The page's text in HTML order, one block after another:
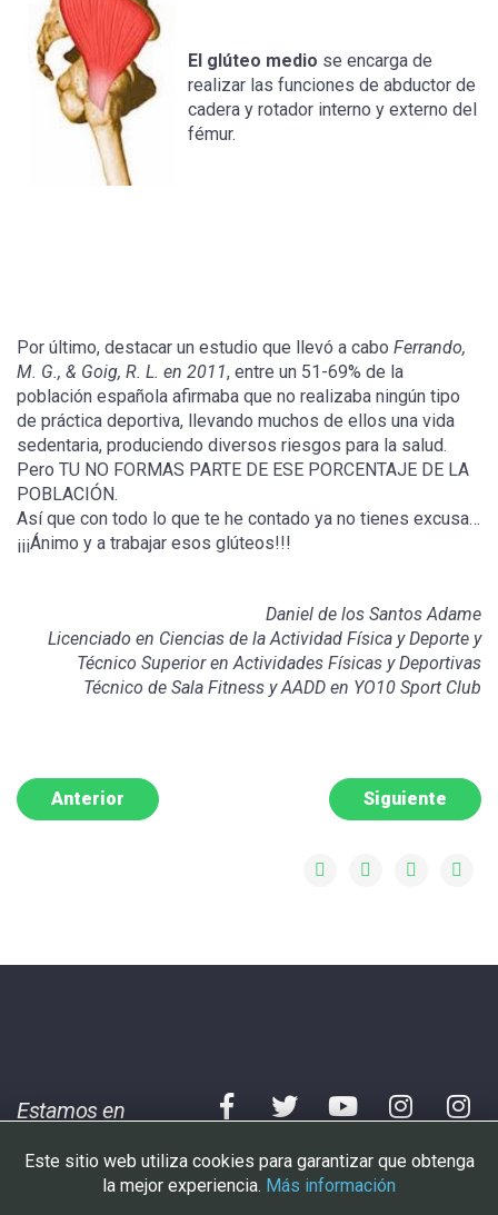
El glúteo medio se encarga de
realizar las funciones de abductor de
cadera y rotador interno y externo del
fémur.
Por último, destacar un estudio que llevó a cabo Ferrando,
M. G., & Goig, R. L. en 2011, entre un 51-69% de la
población española afirmaba que no realizaba ningún tipo
de práctica deportiva, llevando muchos de ellos una vida
sedentaria, produciendo diversos riesgos para la salud.
Pero TU NO FORMAS PARTE DE ESE PORCENTAJE DE LA
POBLACIÓN.
Así que con todo lo que te he contado ya no tienes excusa…
¡¡¡Ánimo y a trabajar esos glúteos!!!
Daniel de los Santos Adame
Licenciado en Ciencias de la Actividad Física y Deporte y
Técnico Superior en Actividades Físicas y Deportivas
Técnico de Sala Fitness y AADD en YO10 Sport Club
Anterior Siguiente
Estamos en
Aviso legal |Condiciones| Cookies
Este sitio web utiliza cookies para garantizar que obtenga
la mejor experiencia. Más información